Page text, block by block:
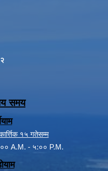
समय
१५ गतेसम्म
A.M. - ५:०० P.M.